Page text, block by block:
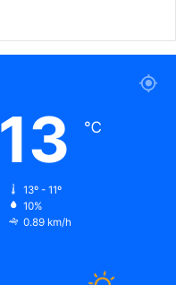
13 ℃
13º - 11º
10%
0.89 km/h